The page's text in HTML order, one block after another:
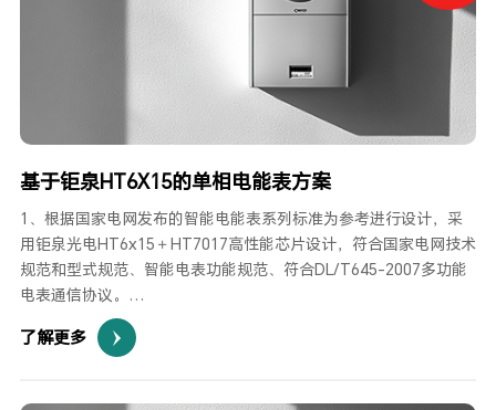
基于钜泉HT6X15的单相电能表方案
1、根据国家电网发布的智能电能表系列标准为参考进行设计，采
用钜泉光电HT6x15＋HT7017高性能芯片设计，符合国家电网技术
规范和型式规范、智能电表功能规范、符合DL/T645-2007多功能
电表通信协议。
2、拥有独立的RTC供电引脚，支持时钟电池更换。在全温度范围
内，采用富士通高性能、低电压铁电存储器，可实现掉电保存、快
了解更多